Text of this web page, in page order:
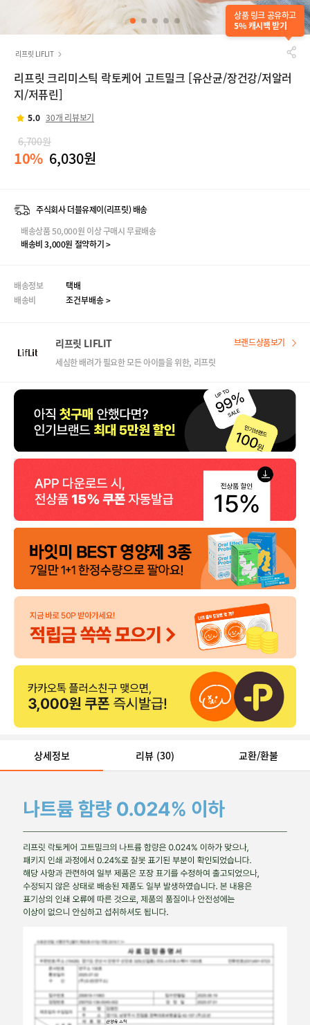
상품 링크 공유하고
5% 캐시백 받기
리프릿 LIFLIT
리프릿 크리미스틱 락토케어 고트밀크 [유산균/장건강/저알러
지/저퓨린]
5.0 30개 리뷰보기
6,700원
10% 6,030원
주식회사 더블유제이(리프릿) 배송
배송상품 50,000원 이상 구매시 무료배송
배송비 3,000원 절약하기 >
배송정보
택배
배송비
조건부배송 >
리프릿 LIFLIT
세심한 배려가 필요한 모든 아이들을 위한, 리프릿
브랜드상품보기
상세정보 리뷰 (30) 교환/환불